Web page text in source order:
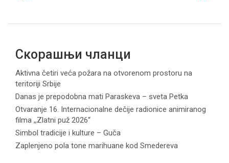
Скорашњи чланци
Aktivna četiri veća požara na otvorenom prostoru na
teritoriji Srbije
Danas je prepodobna mati Paraskeva – sveta Petka
Otvaranje 16. Internacionalne dečije radionice animiranog
filma ,,Zlatni puž 2026“
Simbol tradicije i kulture – Guča
Zaplenjeno pola tone marihuane kod Smedereva